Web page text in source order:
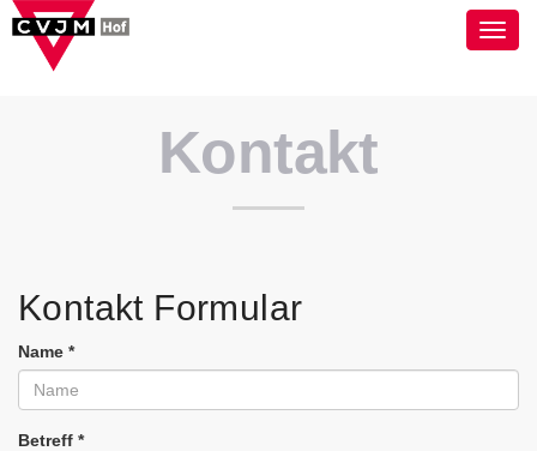
Kontakt
Kontakt Formular
Name *
Betreff *